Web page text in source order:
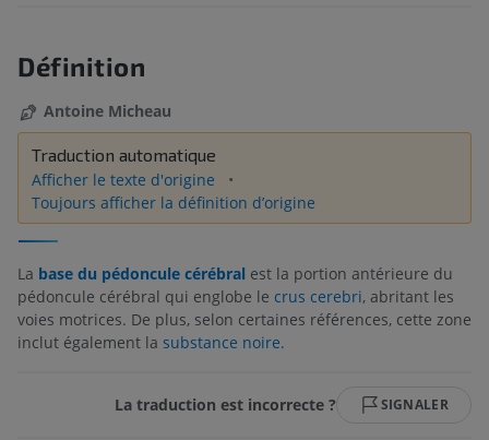
Définition
Antoine Micheau
Traduction automatique
Afficher le texte d'origine
Toujours afficher la définition d’origine
La base du pédoncule cérébral est la portion antérieure du
pédoncule cérébral qui englobe le crus cerebri, abritant les
voies motrices. De plus, selon certaines références, cette zone
inclut également la substance noire.
La traduction est incorrecte ? SIGNALER